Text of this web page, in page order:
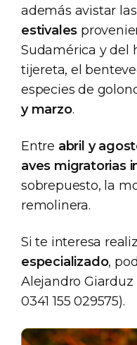
además avistar las
estivales
Sudamérica y del
tijereta, el
especies de
y marzo.
Entre abril y
aves migratorias
sobrepuesto, la
remolinera.
Si te interesa
especializado,
Alejandro Giarduz
0341 155 029575).